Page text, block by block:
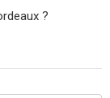
?